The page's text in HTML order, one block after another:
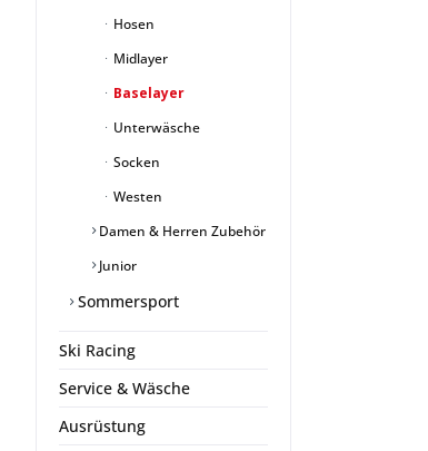
Hosen
Midlayer
Baselayer
Unterwäsche
Socken
Westen
Damen & Herren Zubehör
Junior
Sommersport
Ski Racing
Service & Wäsche
Ausrüstung